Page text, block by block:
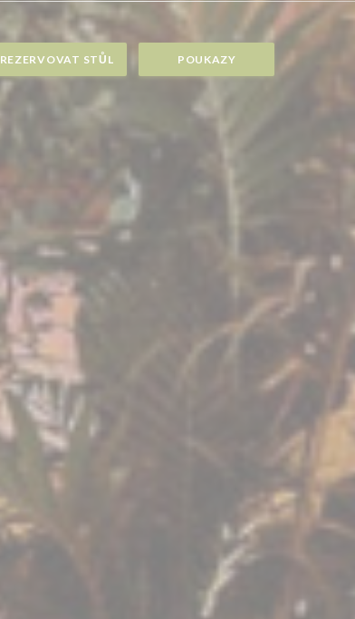
REZERVOVAT STŮL POUKAZY